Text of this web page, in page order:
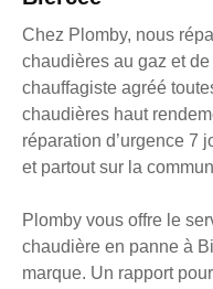
Chez Plomby, nous
chaudières au gaz et
chauffagiste agréé
chaudières haut
réparation d’urgence 7
et partout sur la
Plomby vous offre le
chaudière en panne à
marque. Un rapport